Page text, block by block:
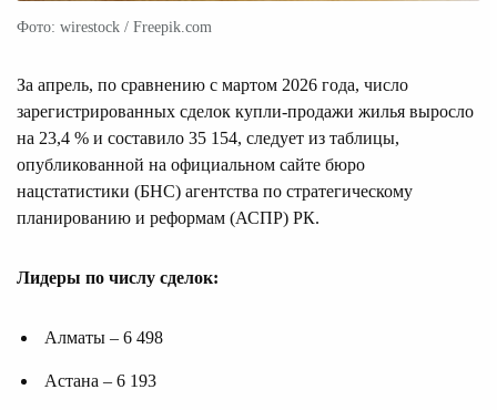
Фото: wirestock / Freepik.com
За апрель, по сравнению с мартом 2026 года, число
зарегистрированных сделок купли-продажи жилья выросло
на 23,4 % и составило 35 154, следует из таблицы,
опубликованной на официальном сайте бюро
нацстатистики (БНС) агентства по стратегическому
планированию и реформам (АСПР) РК.
Лидеры по числу сделок:
Алматы – 6 498
Астана – 6 193